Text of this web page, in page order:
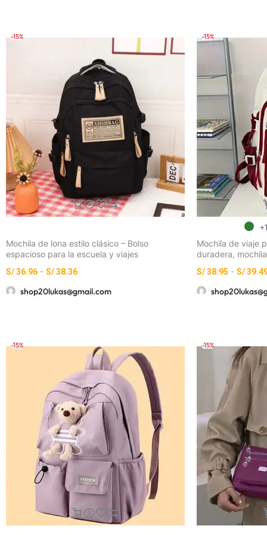
-15%
Mochila de lona estilo clásico – Bolso
espacioso para la escuela y viajes
S/36.96 - S/38.36
shop20lukas@gmail.com
-15%
+1
Mochila de viaje
duradera,
S/38.95 - S/
-15% -15%